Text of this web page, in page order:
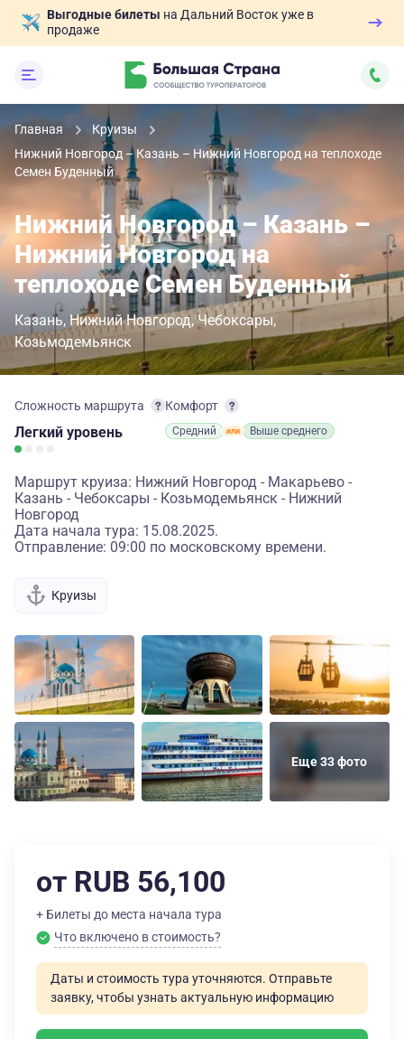
Выгодные билеты на Дальний Восток уже в
продаже
Главная
Круизы
Нижний Новгород – Казань – Нижний Новгород на теплоходе
Семен Буденный
Нижний Новгород – Казань –
Нижний Новгород на
теплоходе Семен Буденный
Казань Нижний Новгород Чебоксары
Козьмодемьянск
Сложность маршрута
Легкий уровень
Комфорт
Средний Выше среднего
Маршрут круиза: Нижний Новгород - Макарьево -
Казань - Чебоксары - Козьмодемьянск - Нижний
Новгород
Дата начала тура: 15.08.2025.
Отправление: 09:00 по московскому времени.
Круизы
Еще 33 фото
от RUB 56,100
+ Билеты до места начала тура
Что включено в стоимость?
Даты и стоимость тура уточняются. Отправьте
заявку, чтобы узнать актуальную информацию